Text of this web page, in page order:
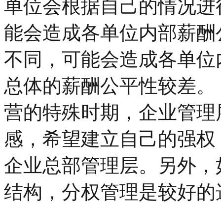
单位会根据自己的情况
能会造成各单位内部薪
不同，可能会造成各单
总体的薪酬公平性较差
营的特殊时期，企业管
感，希望建立自己的强
企业总部管理层。另外
结构，分权管理是较好